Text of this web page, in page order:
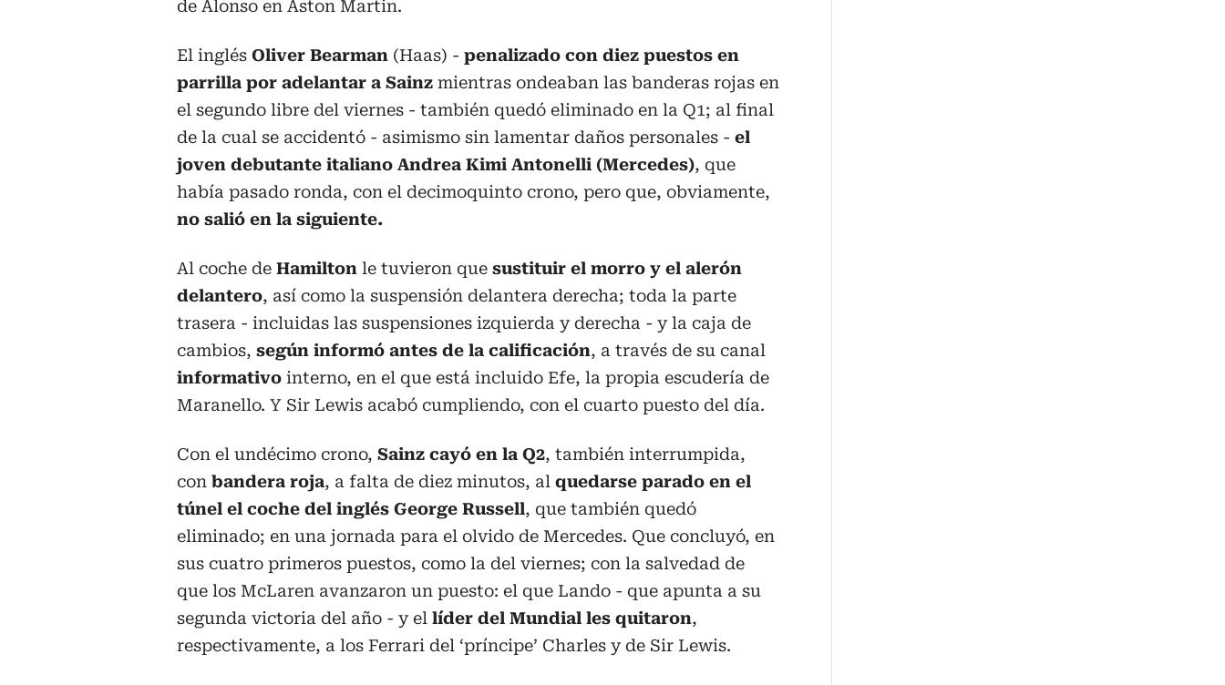
de Alonso en Aston Martin.
El inglés Oliver Bearman (Haas) - penalizado con diez puestos en
parrilla por adelantar a Sainz mientras ondeaban las banderas rojas en
el segundo libre del viernes - también quedó eliminado en la Q1; al final
de la cual se accidentó - asimismo sin lamentar daños personales - el
joven debutante italiano Andrea Kimi Antonelli (Mercedes), que
había pasado ronda, con el decimoquinto crono, pero que, obviamente,
no salió en la siguiente.
Al coche de Hamilton le tuvieron que sustituir el morro y el alerón
delantero, así como la suspensión delantera derecha; toda la parte
trasera - incluidas las suspensiones izquierda y derecha - y la caja de
cambios, según informó antes de la calificación, a través de su canal
informativo interno, en el que está incluido Efe, la propia escudería de
Maranello. Y Sir Lewis acabó cumpliendo, con el cuarto puesto del día.
Con el undécimo crono, Sainz cayó en la Q2, también interrumpida,
con bandera roja, a falta de diez minutos, al quedarse parado en el
túnel el coche del inglés George Russell, que también quedó
eliminado; en una jornada para el olvido de Mercedes. Que concluyó, en
sus cuatro primeros puestos, como la del viernes; con la salvedad de
que los McLaren avanzaron un puesto: el que Lando - que apunta a su
segunda victoria del año - y el líder del Mundial les quitaron,
respectivamente, a los Ferrari del ‘príncipe’ Charles y de Sir Lewis.